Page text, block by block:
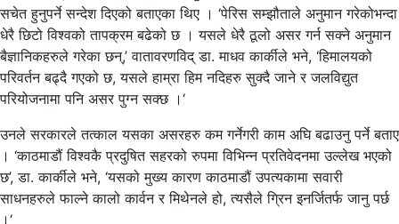
सचेत हुनुपर्ने सन्देश दिएको बताएका थिए । ‘पेरिस सम्झौताले अनुमान गरेकोभन्दा
धेरै छिटो विश्वको तापक्रम बढेको छ । यसले धेरै ठूलो असर गर्न सक्ने अनुमान
बैज्ञानिकहरुले गरेका छन्,’ वातावरणविद् डा. माधव कार्कीले भने, ‘हिमालयको
परिवर्तन बढ्दै गएको छ, यसले हाम्रा हिम नदिहरु सुक्दै जाने र जलविद्युत
परियोजनामा पनि असर पुग्न सक्छ ।‘
उनले सरकारले तत्काल यसका असरहरु कम गर्नेगरी काम अघि बढाउनु पर्ने बताए
। ‘काठमाडौं विश्वकै प्रदुषित सहरको रुपमा विभिन्न प्रतिवेदनमा उल्लेख भएको
छ’, डा. कार्कीले भने, ‘यसको मुख्य कारण काठमाडौं उपत्यकामा सवारी
साधनहरुले फाल्ने कालो कार्वन र मिथेनले हो, त्यसैले ग्रिन इनर्जितर्फ जानु पर्छ
।‘